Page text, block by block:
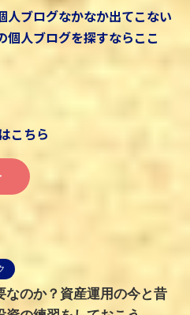
人ブログなかなか出てこない
個人ブログを探すならここ
こちら
なのか？資産運用の今と昔